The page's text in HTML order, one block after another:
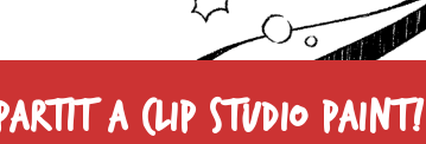
a Clip Studio Paint!